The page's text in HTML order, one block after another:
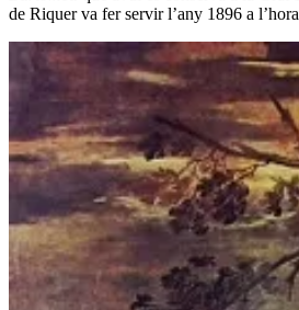
de Riquer va fer servir l’any 1896 a